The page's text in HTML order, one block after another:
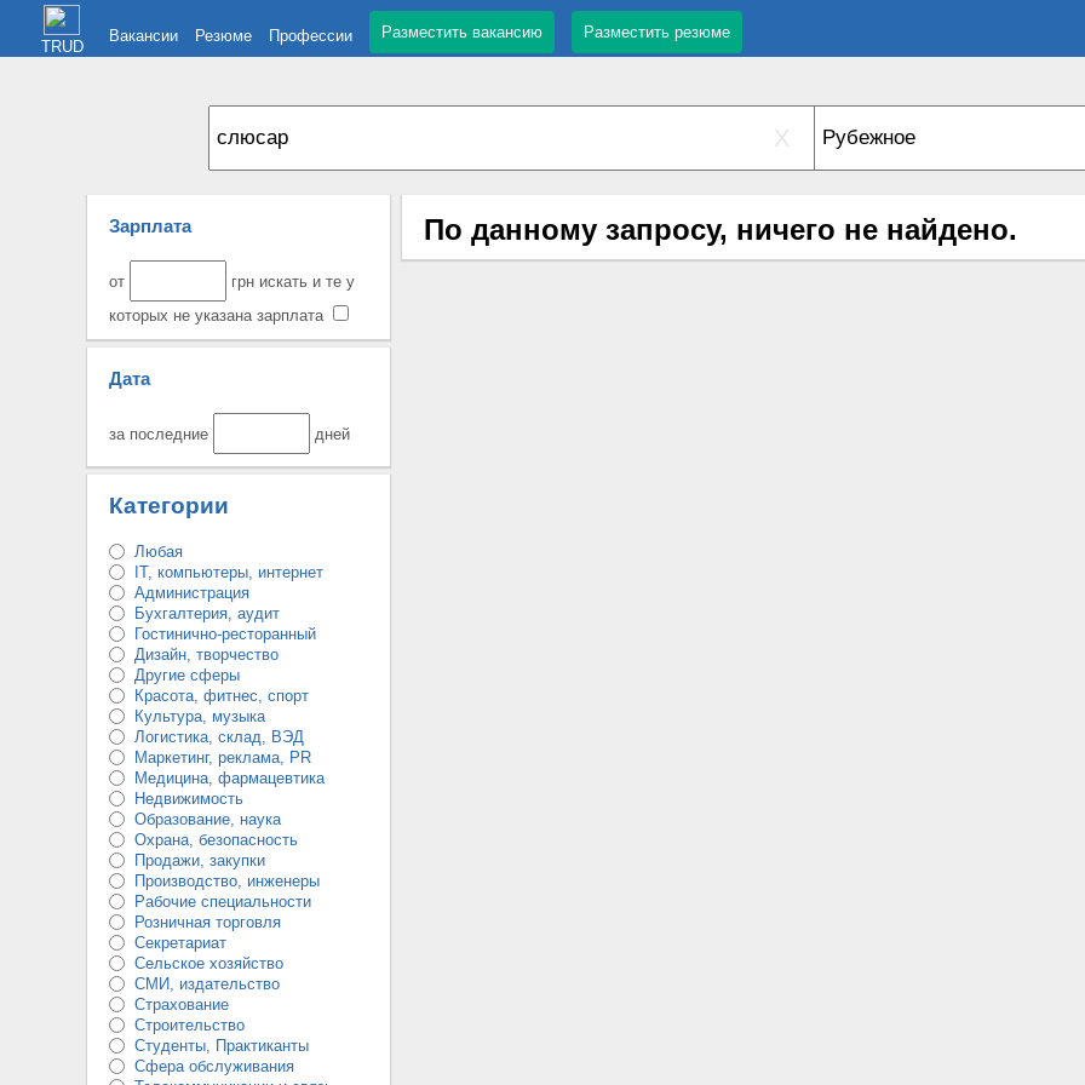
TRUD
Вакансии Резюме Профессии Разместить вакансию Разместить резюме
X
Зарплата
от
грн искать и те у
которых не указана зарплата
Дата
за последние дней
Категории
Любая
IT, компьютеры, интернет
Администрация
Бухгалтерия, аудит
Гостинично-ресторанный
Дизайн, творчество
Другие сферы
Красота, фитнес, спорт
Культура, музыка
Логистика, склад, ВЭД
Маркетинг, реклама, PR
Медицина, фармацевтика
Недвижимость
Образование, наука
Охрана, безопасность
Продажи, закупки
Производство, инженеры
Рабочие специальности
Розничная торговля
Секретариат
Сельское хозяйство
СМИ, издательство
Страхование
Строительство
Студенты, Практиканты
Сфера обслуживания
По данному запросу, ничего не найдено.